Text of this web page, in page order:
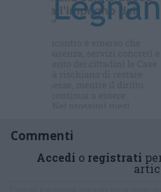
Commenti
Accedi o registrati